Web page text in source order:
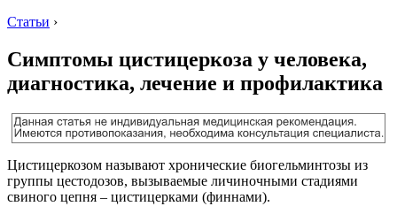
Статьи ›
Симптомы цистицеркоза у человека,
диагностика, лечение и профилактика
Цистицеркозом называют хронические биогельминтозы из
группы цестодозов, вызываемые личиночными стадиями
свиного цепня – цистицерками (финнами).